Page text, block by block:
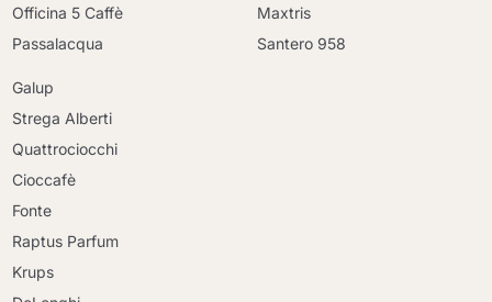
Officina 5 Caffè
Passalacqua
Maxtris
Santero 958
Galup
Strega Alberti
Quattrociocchi
Cioccafè
Fonte
Raptus Parfum
Krups